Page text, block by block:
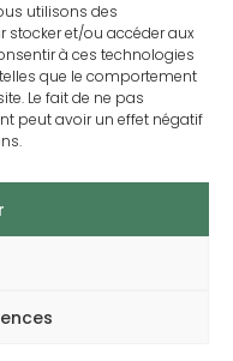
utilisons des
stocker et/ou accéder aux
à ces technologies
que le comportement
Le fait de ne pas
peut avoir un effet négatif